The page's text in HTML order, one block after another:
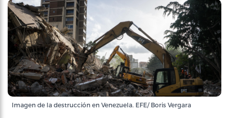
Imagen de la destrucción en Venezuela. EFE/ Boris Vergara